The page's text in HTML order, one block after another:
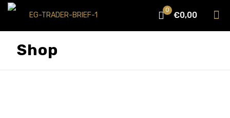
0
€0,00
Shop